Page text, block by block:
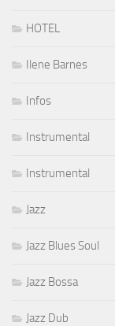
HOTEL
Ilene Barnes
Infos
Instrumental
Instrumental
Jazz
Jazz Blues Soul
Jazz Bossa
Jazz Dub